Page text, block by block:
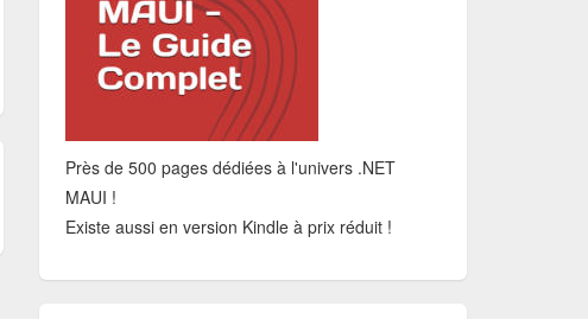
Près de 500 pages dédiées à l'univers .NET
MAUI !
Existe aussi en version Kindle à prix réduit !